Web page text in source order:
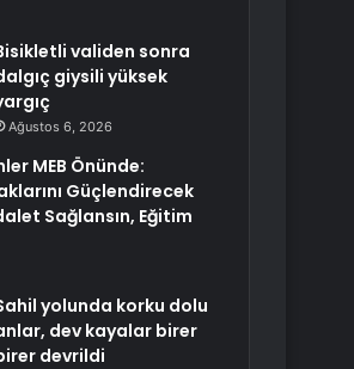
validen sonra
giysili yüksek
Ağustos 6, 2026
MEB Önünde:
Güçlendirecek
Sağlansın, Eğitim
yolunda korku dolu
dev kayalar birer
devrildi